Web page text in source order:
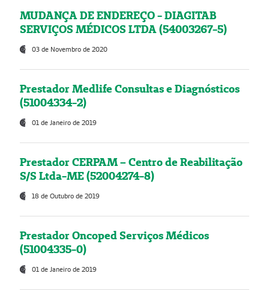
MUDANÇA DE ENDEREÇO - DIAGITAB
SERVIÇOS MÉDICOS LTDA (54003267-5)
03 de Novembro de 2020
Prestador Medlife Consultas e Diagnósticos
(51004334-2)
01 de Janeiro de 2019
Prestador CERPAM – Centro de Reabilitação
S/S Ltda-ME (52004274-8)
18 de Outubro de 2019
Prestador Oncoped Serviços Médicos
(51004335-0)
01 de Janeiro de 2019